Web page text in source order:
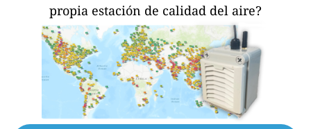
propia estación de calidad del aire?